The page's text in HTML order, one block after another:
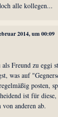
alle kollegen...
2014, um 00:09
Freund zu eggi
was auf
posten,
ist für
von anderen ab.